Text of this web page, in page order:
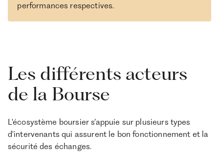
performances respectives.
Les différents acteurs
de la Bourse
L'écosystème boursier s’appuie sur plusieurs types
d'intervenants qui assurent le bon fonctionnement et la
sécurité des échanges.